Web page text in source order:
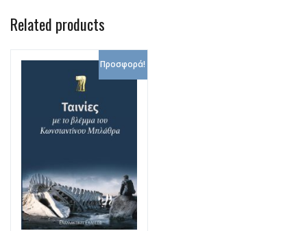
Related products
Προσφορά!